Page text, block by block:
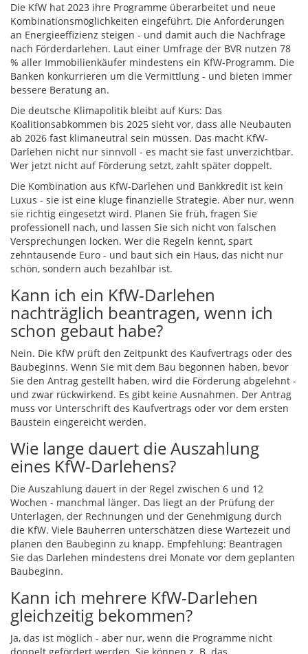
Die KfW hat 2023 ihre Programme überarbeitet und neue
Kombinationsmöglichkeiten eingeführt. Die Anforderungen
an Energieeffizienz steigen - und damit auch die Nachfrage
nach Förderdarlehen. Laut einer Umfrage der BVR nutzen 78
% aller Immobilienkäufer mindestens ein KfW-Programm. Die
Banken konkurrieren um die Vermittlung - und bieten immer
bessere Beratung an.
Die deutsche Klimapolitik bleibt auf Kurs: Das
Koalitionsabkommen bis 2025 sieht vor, dass alle Neubauten
ab 2026 fast klimaneutral sein müssen. Das macht KfW-
Darlehen nicht nur sinnvoll - es macht sie fast unverzichtbar.
Wer jetzt nicht auf Förderung setzt, zahlt später doppelt.
Die Kombination aus KfW-Darlehen und Bankkredit ist kein
Luxus - sie ist eine kluge finanzielle Strategie. Aber nur, wenn
sie richtig eingesetzt wird. Planen Sie früh, fragen Sie
professionell nach, und lassen Sie sich nicht von falschen
Versprechungen locken. Wer die Regeln kennt, spart
zehntausende Euro - und baut sich ein Haus, das nicht nur
schön, sondern auch bezahlbar ist.
Kann ich ein KfW-Darlehen
nachträglich beantragen, wenn ich
schon gebaut habe?
Nein. Die KfW prüft den Zeitpunkt des Kaufvertrags oder des
Baubeginns. Wenn Sie mit dem Bau begonnen haben, bevor
Sie den Antrag gestellt haben, wird die Förderung abgelehnt -
und zwar rückwirkend. Es gibt keine Ausnahmen. Der Antrag
muss vor Unterschrift des Kaufvertrags oder vor dem ersten
Baustein eingereicht werden.
Wie lange dauert die Auszahlung
eines KfW-Darlehens?
Die Auszahlung dauert in der Regel zwischen 6 und 12
Wochen - manchmal länger. Das liegt an der Prüfung der
Unterlagen, der Rechnungen und der Genehmigung durch
die KfW. Viele Bauherren unterschätzen diese Wartezeit und
planen den Baubeginn zu knapp. Empfehlung: Beantragen
Sie das Darlehen mindestens drei Monate vor dem geplanten
Baubeginn.
Kann ich mehrere KfW-Darlehen
gleichzeitig bekommen?
Ja, das ist möglich - aber nur, wenn die Programme nicht